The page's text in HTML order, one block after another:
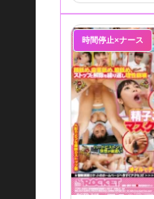
時間停止×ナース